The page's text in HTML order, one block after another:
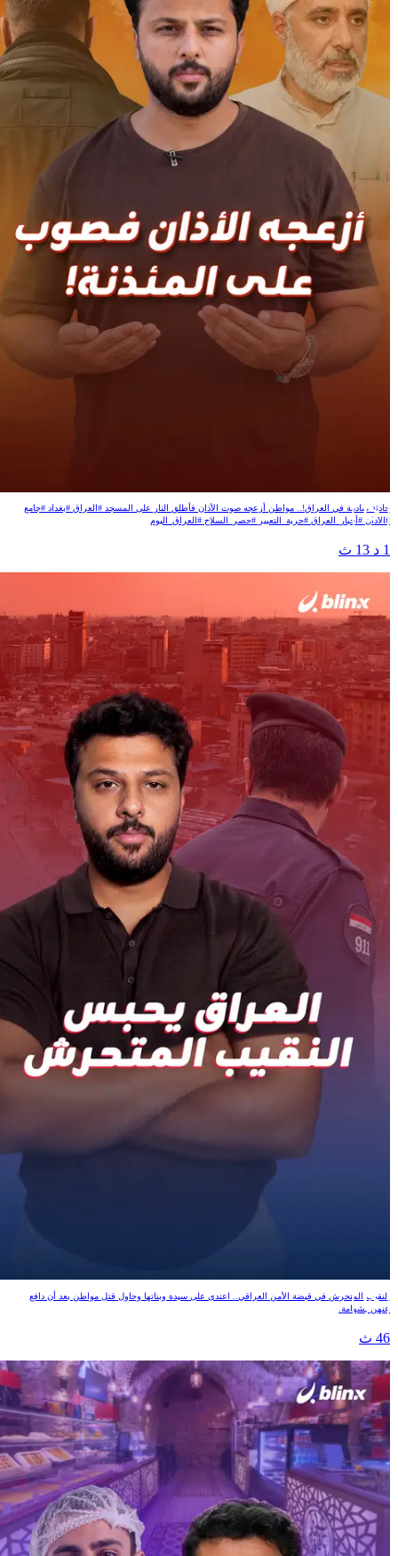
حادثة صادمة في العراق!.. مواطن أزعجه صوت الأذان فأطلق النار على المسجد #العراق #بغداد #جامع
#الأذان #أخبار_العراق #حرية_التعبير #حصر_السلاح #العراق_اليوم
النقيب المتحرش في قبضة الأمن العراقي.. اعتدى على سيدة وبناتها وحاول قتل مواطن بعد أن دافع
عنهن بشهامة.
46 ث